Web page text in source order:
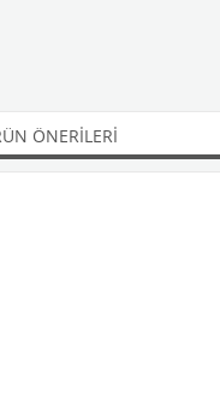
ÖNERILERI